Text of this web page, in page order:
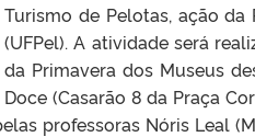
Turismo de Pelotas, ação da
(UFPel). A atividade será
da Primavera dos Museus
Doce (Casarão 8 da Praça
professoras Nóris Leal